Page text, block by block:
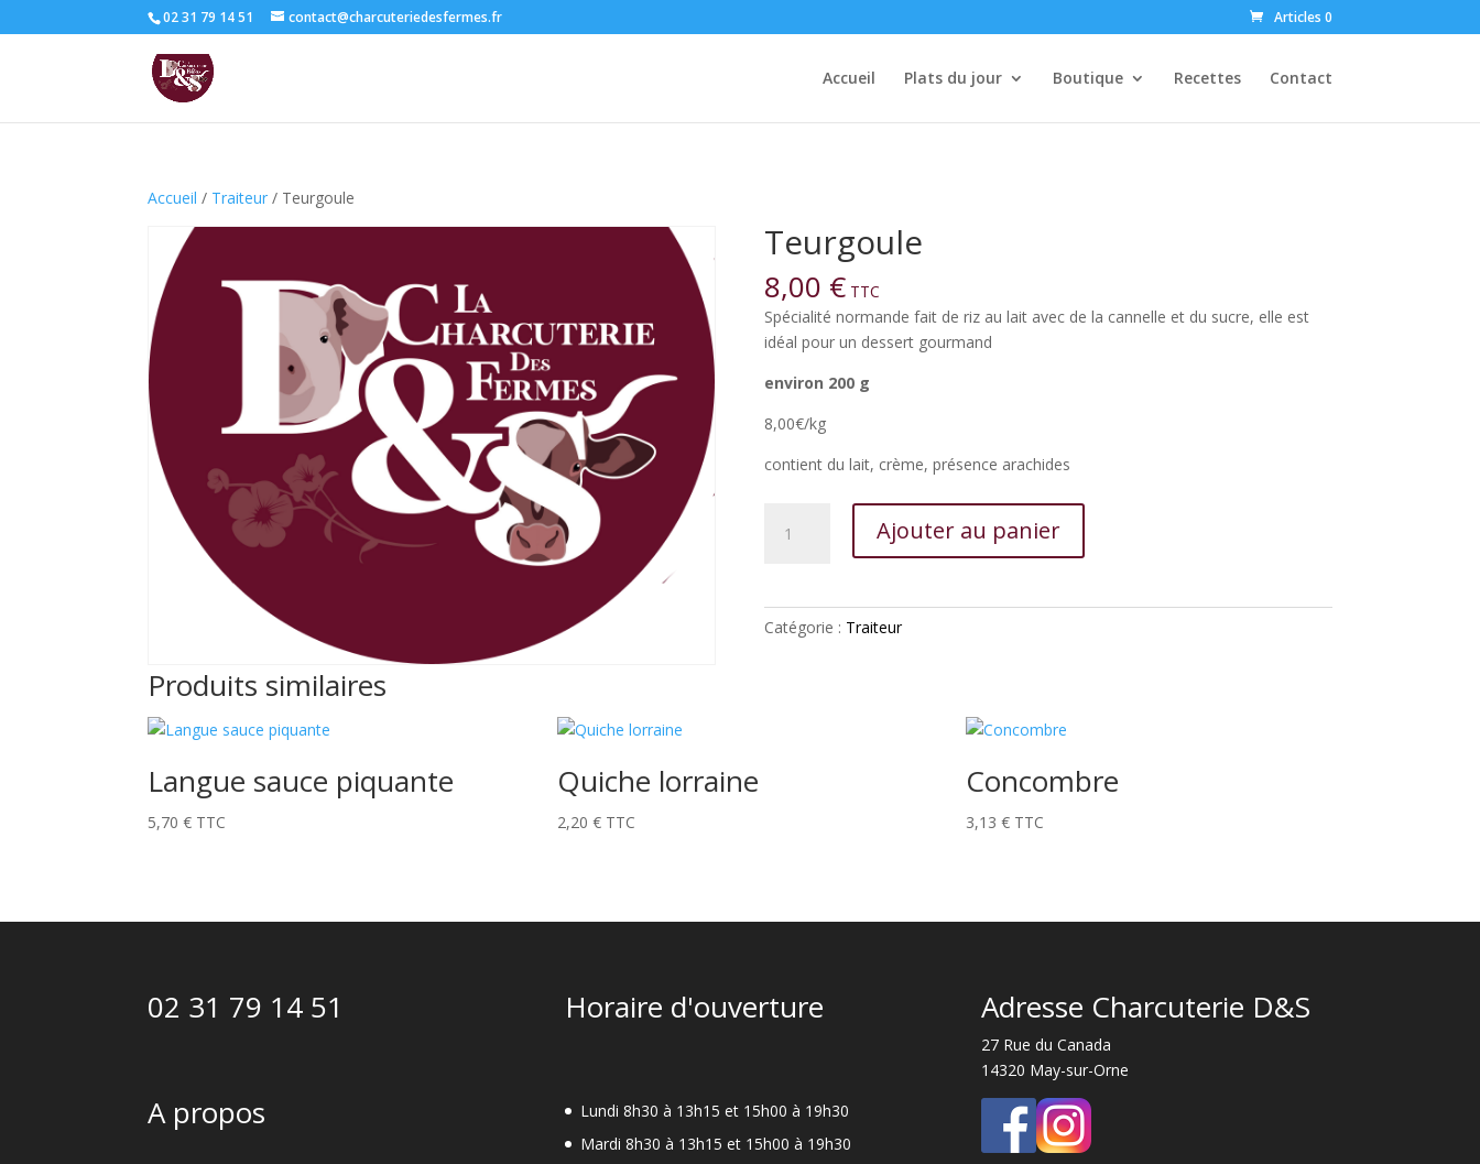
02 31 79 14 51 contact@charcuteriedesfermes.fr Articles 0
Accueil Plats du jour Boutique Recettes Contact
Accueil / Traiteur / Teurgoule
Teurgoule
8,00 € TTC
Spécialité normande fait de riz au lait avec de la cannelle et du sucre, elle est
idéal pour un dessert gourmand
environ 200 g
8,00€/kg
contient du lait, crème, présence arachides
Ajouter au panier
Catégorie : Traiteur
Produits similaires
Langue sauce piquante
5,70€ TTC
Quiche lorraine
2,20 € TTC
Concombre
3,13€ TTC
02 31 79 14 51
A propos
Horaire d'ouverture
Lundi 8h30 à 13h15 et 15h00 à 19h30
Mardi 8h30 à 13h15 et 15h00 à 19h30
Adresse Charcuterie D&S
27 Rue du Canada
14320 May-sur-Orne